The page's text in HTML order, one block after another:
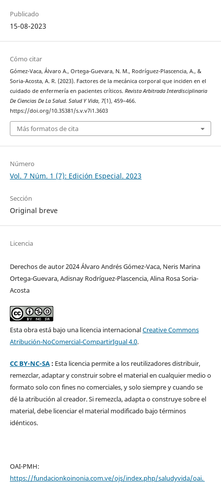
Publicado
15-08-2023
Cómo citar
Gómez-Vaca, Álvaro A., Ortega-Guevara, N. M., Rodríguez-Plascencia, A., &
Soria-Acosta, A. R. (2023). Factores de la mecánica corporal que inciden en el
cuidado de enfermería en pacientes críticos. Revista Arbitrada Interdisciplinaria
De Ciencias De La Salud. Salud Y Vida, 7(1), 459–466.
https://doi.org/10.35381/s.v.v7i1.3603
Más formatos de cita
Número
Vol. 7 Núm. 1 (7): Edición Especial. 2023
Sección
Original breve
Licencia
Derechos de autor 2024 Álvaro Andrés Gómez-Vaca, Neris Marina
Ortega-Guevara, Adisnay Rodríguez-Plascencia, Alina Rosa Soria-
Acosta
Esta obra está bajo una licencia internacionalCreative Commons
Atribución-NoComercial-CompartirIgual 4.0.
CC BY-NC-SA: Esta licencia permite a los reutilizadores distribuir,
remezclar, adaptar y construir sobre el material en cualquier medio o
formato solo con fines no comerciales, y solo siempre y cuando se
dé la atribución al creador. Si remezcla, adapta o construye sobre el
material, debe licenciar el material modificado bajo términos
idénticos.
OAI-PMH:
https://fundacionkoinonia.com.ve/ojs/index.php/saludyvida/oai.